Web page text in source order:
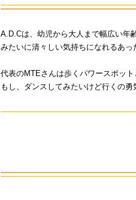
A.D.Cは、幼児から大人まで幅広い年
みたいに清々しい気持ちになれるあっ
代表のMTEさんは歩くパワースポッ
もし、ダンスしてみたいけど行くの